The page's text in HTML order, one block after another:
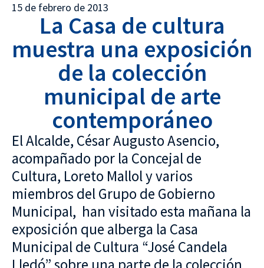
15 de febrero de 2013
La Casa de cultura
muestra una exposición
de la colección
municipal de arte
contemporáneo
El Alcalde, César Augusto Asencio,
acompañado por la Concejal de
Cultura, Loreto Mallol y varios
miembros del Grupo de Gobierno
Municipal, han visitado esta mañana la
exposición que alberga la Casa
Municipal de Cultura “José Candela